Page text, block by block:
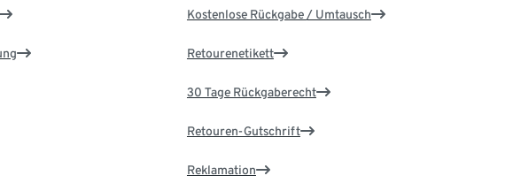
Kostenlose Rückgabe / Umtausch
Retourenetikett
30 Tage Rückgaberecht
Retouren-Gutschrift
Reklamation